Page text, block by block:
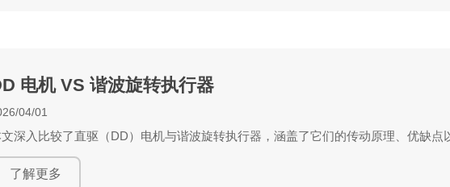
电机 VS 谐波旋转执行器
04/01
深入比较了直驱（DD）电机与谐波旋转执行器，涵盖了它们的传动原理、优缺点
了解更多